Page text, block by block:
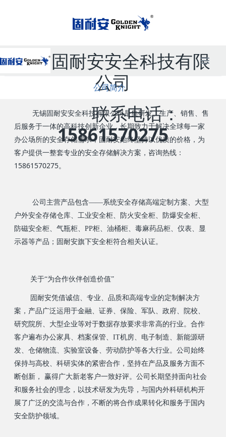
无锡固耐安安全科技有限
公司
联系电话：
15861570275
公司简介
无锡固耐安安全科技有限公司是集研发、生产、销售、售
后服务于一体的高科技创新企业，长期致力于解决全球每一家
办公场所的安全存储需求；固耐安始终坚持以优质的价格，为
客户提供一整套专业的安全存储解决方案，咨询热线：
15861570275。
公司主营产品包含——系统安全存储高端定制方案、大型
户外安全存储仓库、工业安全柜、防火安全柜、防爆安全柜、
防磁安全柜、气瓶柜、PP柜、油桶柜、毒麻药品柜、仪表、显
示器等产品；固耐安旗下安全柜符合相关认证。
关于“为合作伙伴创造价值”
固耐安凭借诚信、专业、品质和高端专业的定制解决方
案，产品广泛运用于金融、证券、保险、军队、政府、院校、
研究院所、大型企业等对于数据存放要求非常高的行业。合作
客户遍布办公家具、档案保管、IT机房、电子制造、新能源研
发、仓储物流、实验室设备、劳动防护等各大行业。公司始终
保持与高校、科研实体的紧密合作，坚持在产品及服务方面不
断创新， 赢得广大新老客户一致好评。公司长期坚持面向社会
和服务社会的理念，以技术研发为先导，与国内外科研机构开
展了广泛的交流与合作，不断的将合作成果转化和服务于国内
安全防护领域。